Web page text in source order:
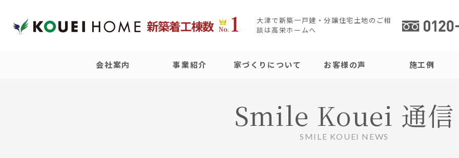
大津で新築一戸建・分譲住宅土地のご相
談は高栄ホームへ
会社案内 事業紹介 家づくりについて お客様の声 施工例
Smile Kouei 通信
SMILE KOUEI NEWS